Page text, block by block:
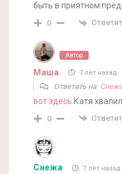
быть в приятном
0
Автор
Маша 7 лет назад
Ответить на
вот здесь Катя
0
Снежа 7 лет назад